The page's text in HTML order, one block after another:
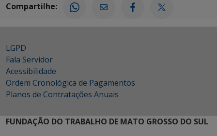
Compartilhe:
LGPD
Fala Servidor
Acessibilidade
Ordem Cronológica de Pagamentos
Planos de Contratações Anuais
FUNDAÇÃO DO TRABALHO DE MATO GROSSO DO SUL